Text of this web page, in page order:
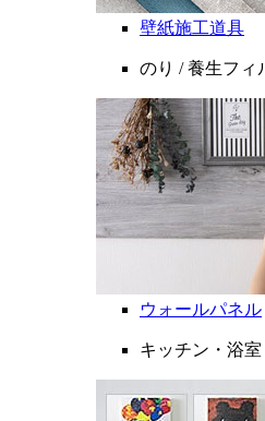
壁紙施工道具
のり / 養生フィ
ウォールパネル
キッチン・浴